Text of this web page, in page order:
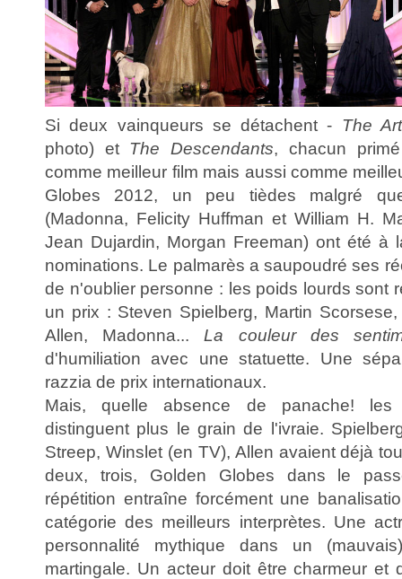
Si deux vainqueurs se détachent - The
photo) et The Descendants, chacun
comme meilleur film mais aussi comme
Globes 2012, un peu tièdes malgré
(Madonna, Felicity Huffman et William H.
Jean Dujardin, Morgan Freeman) ont été à
nominations. Le palmarès a saupoudré ses
de n'oublier personne : les poids lourds sont
un prix : Steven Spielberg, Martin
Allen, Madonna...La couleur des
d'humiliation avec une statuette. Une
razzia de prix internationaux.
Mais, quelle absence de panache!
distinguent plus le grain de l'ivraie.
Streep, Winslet (en TV), Allen avaient déjà
deux, trois, Golden Globes dans le
répétition entraîne forcément une
catégorie des meilleurs interprètes. Une
personnalité mythique dans un
martingale. Un acteur doit être charmeur et